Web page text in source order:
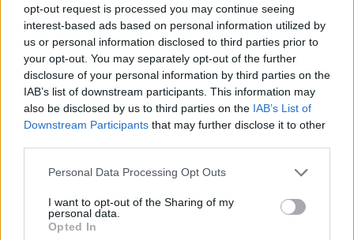
opt-out request is processed you may continue seeing
interest-based ads based on personal information utilized by
us or personal information disclosed to third parties prior to
your opt-out. You may separately opt-out of the further
disclosure of your personal information by third parties on the
IAB’s list of downstream participants. This information may
also be disclosed by us to third parties on the IAB’s List of
Downstream Participants that may further disclose it to other
Personal Data Processing Opt Outs
I want to opt-out of the Sharing of my
personal data.
Opted In
0 0 Válasz erre
JeGeMeLOV 2021. 01. 21. 08:49
GSAT kitört, rádiós, műholdas cég, Nokiával van partneri
szerződése, fair célár 6 dollár körüli, most 1.3